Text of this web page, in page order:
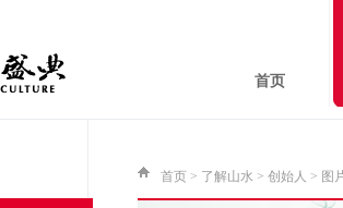
首页
首页 > 了解山水 > 创始人 > 图